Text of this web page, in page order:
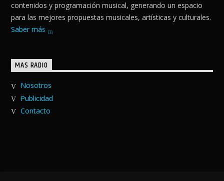
contenidos y programación musical, generando un espacio
para las mejores propuestas musicales, artísticas y culturales.
Saber más
MAS RADIO
Nosotros
Publicidad
Contacto